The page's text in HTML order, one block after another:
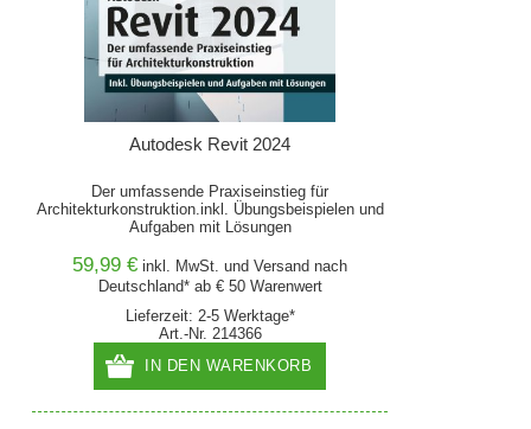
Autodesk Revit 2024
Der umfassende Praxiseinstieg für
Architekturkonstruktion.inkl. Übungsbeispielen und
Aufgaben mit Lösungen
59,99 € inkl. MwSt. undVersand nach
Deutschland* ab € 50 Warenwert
Lieferzeit: 2-5 Werktage*
Art.-Nr. 214366
IN DEN WARENKORB